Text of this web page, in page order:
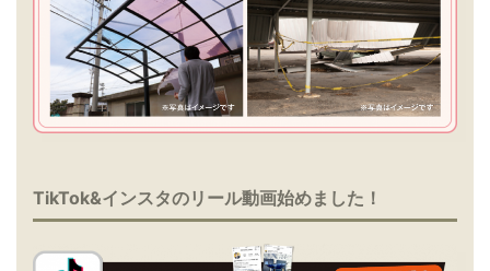
TikTok&インスタのリール動画始めました！